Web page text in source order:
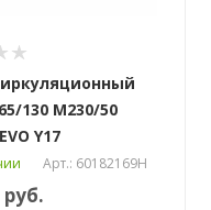
130 М230/50
Y17
Арт.: 60182169H
руб.